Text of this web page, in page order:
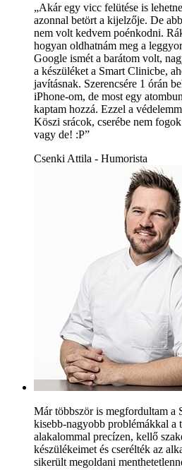
„Akár egy vicc felütése is
azonnal betört a kijelzője. De
nem volt kedvem poénkodni.
hogyan oldhatnám meg a
Google ismét a barátom volt,
a készüléket a Smart Clinicbe,
javításnak. Szerencsére 1 órán
iPhone-om, de most egy
kaptam hozzá. Ezzel a
Köszi srácok, cserébe nem
vagy de! :P”
Csenki Attila - Humorista
Már többször is megfordultam a
kisebb-nagyobb problémákkal a
alakalommal precízen, kellő
készülékeimet és cserélték az
sikerült megoldani